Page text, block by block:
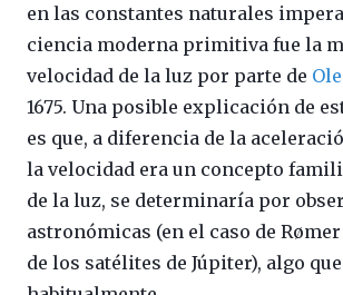
en las constantes naturales
ciencia moderna primitiva fue la
velocidad de la luz por parte de
1675. Una posible explicación de
es que, a diferencia de la
la velocidad era un concepto
de la luz, se determinaría por
astronómicas (en el caso de
de los satélites de Júpiter), algo